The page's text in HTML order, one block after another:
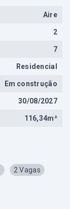
2 Vagas
Aire
2
7
Residencial
Em construção
30/08/2027
116,34m²